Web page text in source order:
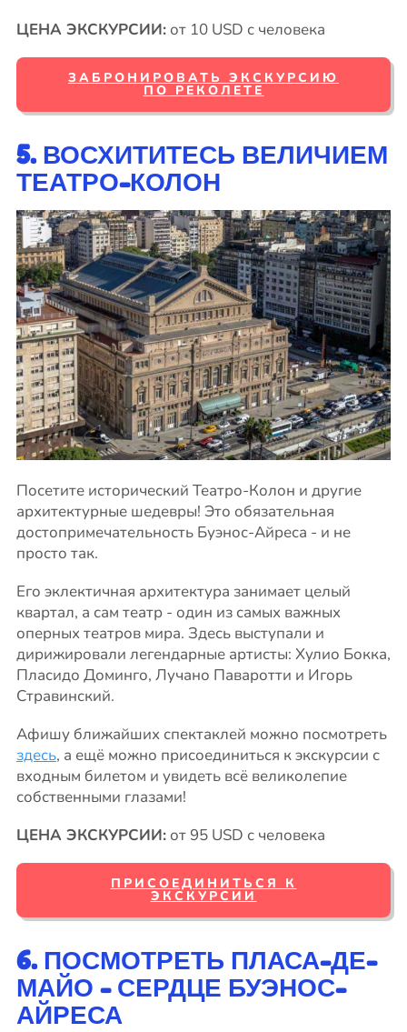
ЦЕНА ЭКСКУРСИИ:от 10 USD с человека
ЗАБРОНИРОВАТЬ ЭКСКУРСИЮ
ПО РЕКОЛЕТЕ
5. ВОСХИТИТЕСЬ ВЕЛИЧИЕМ
ТЕАТРО-КОЛОН
Посетите исторический Театро-Колон и другие
архитектурные шедевры! Это обязательная
достопримечательность Буэнос-Айреса - и не
просто так.
Его эклектичная архитектура занимает целый
квартал, а сам театр - один из самых важных
оперных театров мира. Здесь выступали и
дирижировали легендарные артисты: Хулио Бокка,
Пласидо Доминго, Лучано Паваротти и Игорь
Стравинский.
Афишу ближайших спектаклей можно посмотреть
здесь, а ещё можно присоединиться к экскурсии с
входным билетом и увидеть всё великолепие
собственными глазами!
ЦЕНА ЭКСКУРСИИ:от 95 USD с человека
ПРИСОЕДИНИТЬСЯ К
ЭКСКУРСИИ
6. ПОСМОТРЕТЬ ПЛАСА-ДЕ-
МАЙО - СЕРДЦЕ БУЭНОС-
АЙРЕСА